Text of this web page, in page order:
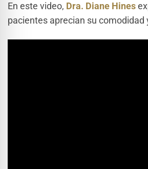
En este video, Dra. Diane Hines
pacientes aprecian su comodidad